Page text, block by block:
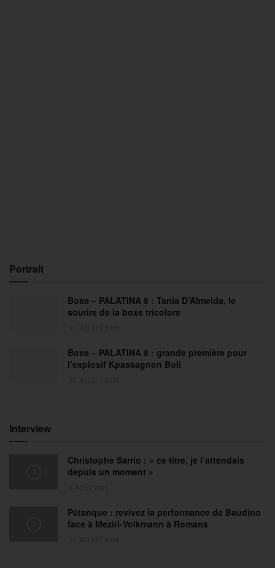
Portrait
Boxe – PALATINA 8 : Tania D’Almeida, le
sourire de la boxe tricolore
Boxe – PALATINA 8 : grande première pour
l’explosif Kpassagnon Boli
Interview
Christophe Sarrio : « ce titre, je l’attendais
depuis un moment »
Pétanque : revivez la performance de Baudino
face à Meziri-Volkmann à Romans